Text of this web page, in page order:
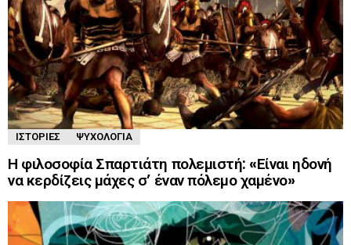
ΙΣΤΟΡΊΕΣ ΨΥΧΟΛΟΓΊΑ
Η φιλοσοφία Σπαρτιάτη πολεμιστή: «Είναι ηδονή
να κερδίζεις μάχες σ’ έναν πόλεμο χαμένο»